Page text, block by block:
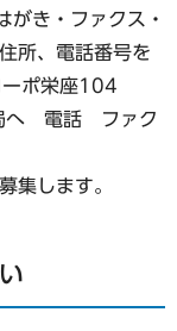
き・ファクス・
所、電話番号を
ポ栄座104
へ 電話 ファク
集します。